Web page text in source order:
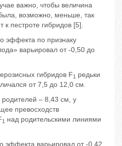
важно, чтобы величина
возможно, меньше, так
к пестроте гибридов [5].
эффекта по признаку
варьировал от -0,50 до
гибридов F1 редьки
от 7,5 до 12,0 см.
– 8,43 см, у
превосходств
1 над родительскими линиями
эффекта варьировал от -0,42